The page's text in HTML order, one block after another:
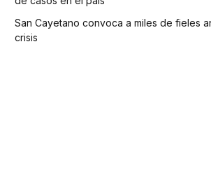
San Cayetano convoca a miles de fieles
crisis